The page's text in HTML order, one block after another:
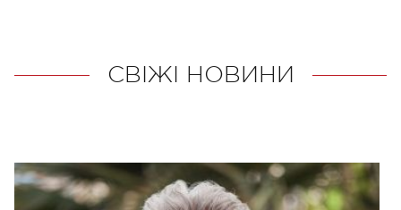
СВІЖІ НОВИНИ